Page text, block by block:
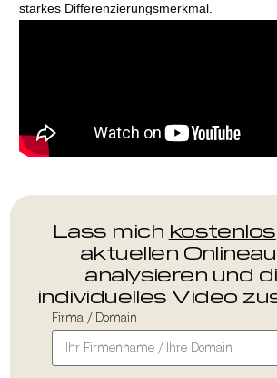
starkes Differenzierungsmerkmal.
Lass mich kostenlos
aktuellen
analysieren und
individuelles Video
Firma / Domain